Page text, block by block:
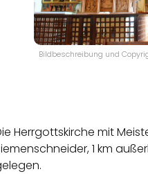
Bildbeschreibung und
Herrgottskirche mit
1 km